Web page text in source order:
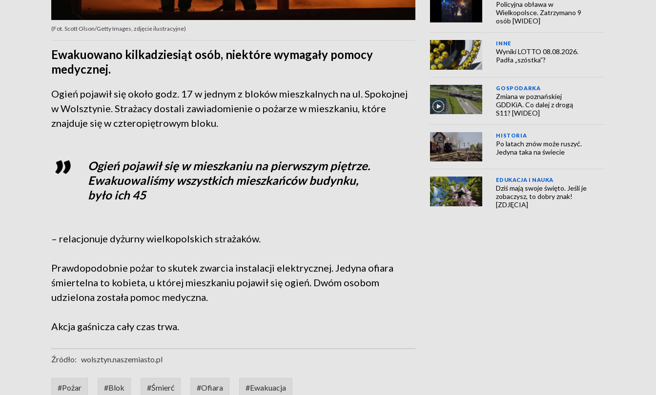
(Fot. Scott Olson/Getty Images, zdjęcie ilustracyjne)
Ewakuowano kilkadziesiąt osób, niektóre wymagały pomocy
medycznej.
Ogień pojawił się około godz. 17 w jednym z bloków mieszkalnych na ul. Spokojnej
w Wolsztynie. Strażacy dostali zawiadomienie o pożarze w mieszkaniu, które
znajduje się w czteropiętrowym bloku.
Ogień pojawił się w mieszkaniu na pierwszym piętrze.
Ewakuowaliśmy wszystkich mieszkańców budynku,
było ich 45
– relacjonuje dyżurny wielkopolskich strażaków.
Prawdopodobnie pożar to skutek zwarcia instalacji elektrycznej. Jedyna ofiara
śmiertelna to kobieta, u której mieszkaniu pojawił się ogień. Dwóm osobom
udzielona została pomoc medyczna.
Akcja gaśnicza cały czas trwa.
Źródło: wolsztyn.naszemiasto.pl
#Pożar #Blok #Śmierć #Ofiara #Ewakuacja
Policyjna obława w
Wielkopolsce. Zatrzymano 9
osób [WIDEO]
INNE
Wyniki LOTTO 08.08.2026.
Padła „szóstka”?
GOSPODARKA
Zmiana w poznańskiej
GDDKiA. Co dalej z drogą
S11? [WIDEO]
HISTORIA
Po latach znów może ruszyć.
Jedyna taka na świecie
EDUKACJA I NAUKA
Dziś mają swoje święto. Jeśli je
zobaczysz, to dobry znak!
[ZDJĘCIA]